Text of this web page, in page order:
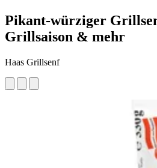
Pikant-würziger
Grillsaison & mehr
Haas Grillsenf